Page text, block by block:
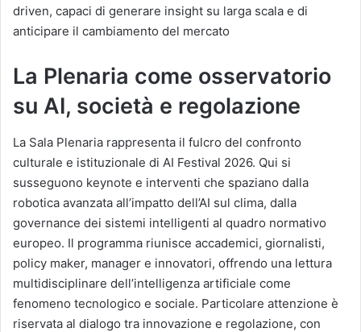
driven, capaci di generare insight su larga scala e di
anticipare il cambiamento del mercato
La Plenaria come osservatorio
su AI, società e regolazione
La Sala Plenaria rappresenta il fulcro del confronto
culturale e istituzionale di AI Festival 2026. Qui si
susseguono keynote e interventi che spaziano dalla
robotica avanzata all’impatto dell’AI sul clima, dalla
governance dei sistemi intelligenti al quadro normativo
europeo. Il programma riunisce accademici, giornalisti,
policy maker, manager e innovatori, offrendo una lettura
multidisciplinare dell’intelligenza artificiale come
fenomeno tecnologico e sociale. Particolare attenzione è
riservata al dialogo tra innovazione e regolazione, con